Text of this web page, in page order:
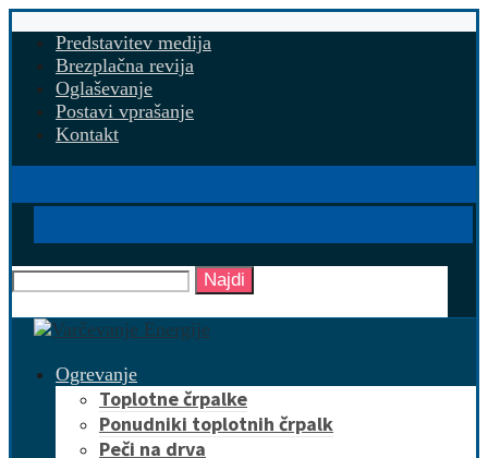
Predstavitev medija
Brezplačna revija
Oglaševanje
Postavi vprašanje
Kontakt
Najdi
Ogrevanje
Toplotne črpalke
Ponudniki toplotnih črpalk
Peči na drva